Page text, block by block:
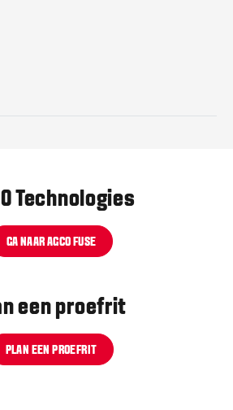
Technologies
GA NAAR AGCO FUSE
een proefrit
PLAN EEN PROEFRIT